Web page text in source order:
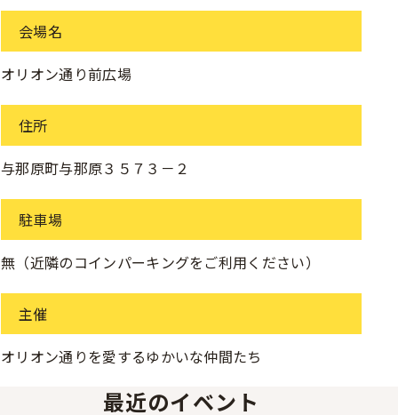
会場名
オリオン通り前広場
住所
与那原町与那原３５７３－２
駐車場
無（近隣のコインパーキングをご利用ください）
主催
オリオン通りを愛するゆかいな仲間たち
最近のイベント